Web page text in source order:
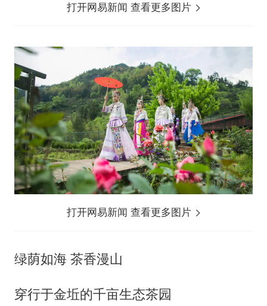
打开网易新闻 查看更多图片
打开网易新闻 查看更多图片
绿荫如海 茶香漫山
穿行于金坵的千亩生态茶园